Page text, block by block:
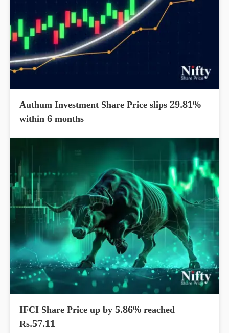
Authum Investment Share Price slips 29.81%
within 6 months
IFCI Share Price up by 5.86% reached
Rs.57.11